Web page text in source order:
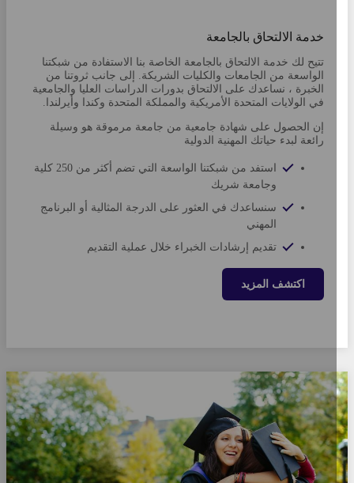
خدمة الالتحاق بالجامعة
تتيح لك خدمة الالتحاق بالجامعة الخاصة بنا الاستفادة من شبكتنا
الواسعة من الجامعات والكليات الشريكة. إلى جانب ثروتنا من
الخبرة ، نساعدك على الالتحاق بدورات الدراسات العليا والجامعية
في الولايات المتحدة الأمريكية والمملكة المتحدة وكندا وأيرلندا.
إن الحصول على شهادة جامعية من جامعة مرموقة هو وسيلة
رائعة لبدء حياتك المهنية الدولية
استفد من شبكتنا الواسعة التي تضم أكثر من 250 كلية
وجامعة شريك
سنساعدك في العثور على الدرجة المثالية أو البرنامج
المهني
تقديم إرشادات الخبراء خلال عملية التقديم
اكتشف المزيد